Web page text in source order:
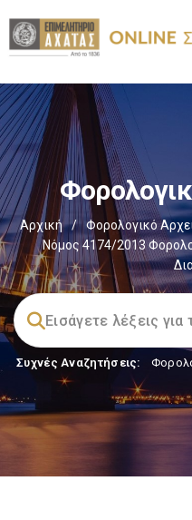
Αρχική / Φορολογικό
Νόμος 4174/2013
Συχνές Αναζητήσεις: